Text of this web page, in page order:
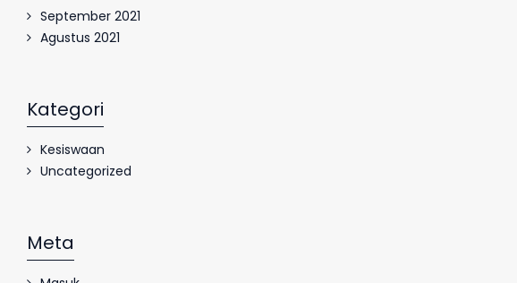
September 2021
Agustus 2021
Kategori
Kesiswaan
Uncategorized
Meta